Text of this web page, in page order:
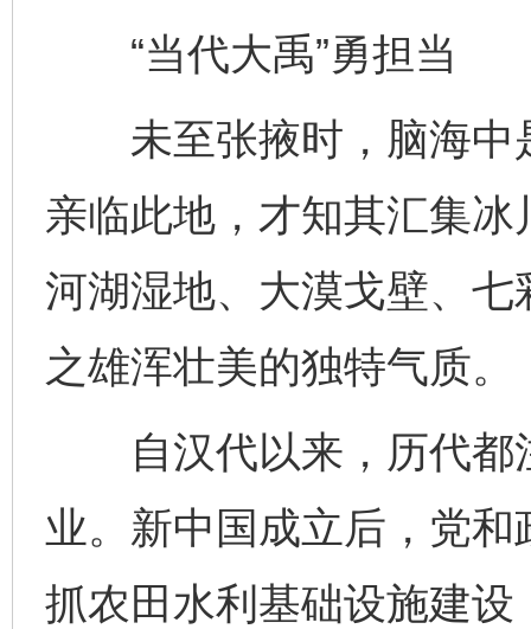
“当代大禹”勇担当
未至张掖时，脑海中
亲临此地，才知其汇集
河湖湿地、大漠戈壁、
之雄浑壮美的独特气质。
自汉代以来，历代都
业。新中国成立后，党
抓农田水利基础设施建